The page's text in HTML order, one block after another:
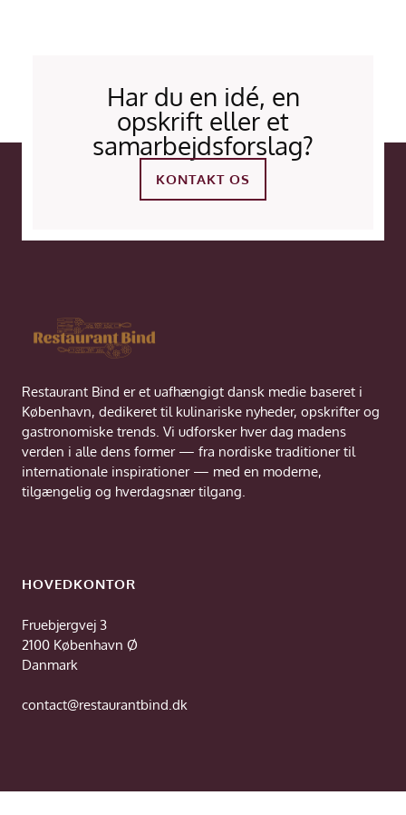
Har du en idé, en
opskrift eller et
samarbejdsforslag?
KONTAKT OS
Restaurant Bind er et uafhængigt dansk medie baseret i
København, dedikeret til kulinariske nyheder, opskrifter og
gastronomiske trends. Vi udforsker hver dag madens
verden i alle dens former — fra nordiske traditioner til
internationale inspirationer — med en moderne,
tilgængelig og hverdagsnær tilgang.
HOVEDKONTOR
Fruebjergvej 3
2100 København Ø
Danmark
contact@restaurantbind.dk